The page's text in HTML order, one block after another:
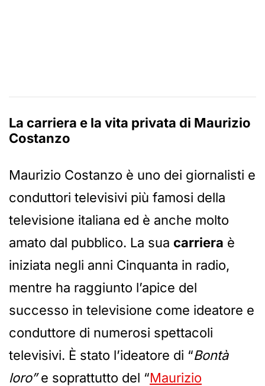
La carriera e la vita privata di Maurizio
Costanzo
Maurizio Costanzo è uno dei giornalisti e
conduttori televisivi più famosi della
televisione italiana ed è anche molto
amato dal pubblico. La sua carriera è
iniziata negli anni Cinquanta in radio,
mentre ha raggiunto l’apice del
successo in televisione come ideatore e
conduttore di numerosi spettacoli
televisivi. È stato l’ideatore di “Bontà
loro”e soprattutto del “Maurizio